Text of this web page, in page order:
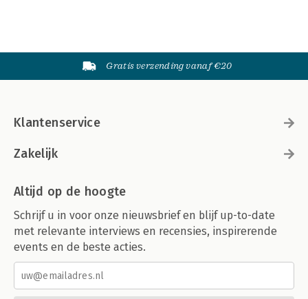
Gratis verzending vanaf €20
Klantenservice
Zakelijk
Altijd op de hoogte
Schrijf u in voor onze nieuwsbrief en blijf up-to-date
met relevante interviews en recensies, inspirerende
events en de beste acties.